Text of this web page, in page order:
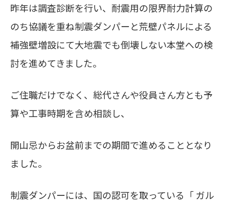
昨年は調査診断を行い、耐震用の限界耐力計算の
のち協議を重ね制震ダンパーと荒壁パネルによる
補強壁増設にて大地震でも倒壊しない本堂への検
討を進めてきました。
ご住職だけでなく、総代さんや役員さん方とも予
算や工事時期を含め相談し、
開山忌からお盆前までの期間で進めることとなり
ました。
制震ダンパーには、国の認可を取っている「 ガル